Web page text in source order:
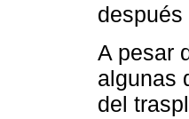
A pesar
algunas
del